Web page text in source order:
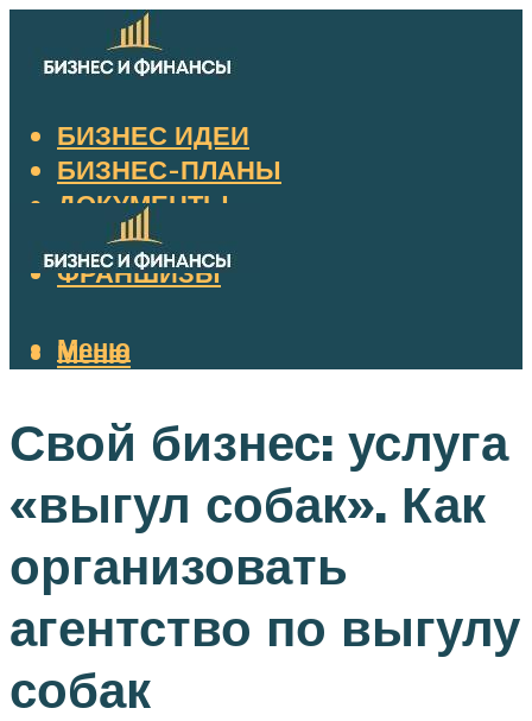
БИЗНЕС ИДЕИ
БИЗНЕС-ПЛАНЫ
ДОКУМЕНТЫ
НАЛОГИ
ФРАНШИЗЫ
Меню
Меню
Свой бизнес: услуга
«выгул собак». Как
организовать
агентство по выгулу
собак